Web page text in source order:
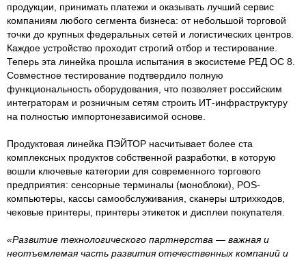
продукции, принимать платежи и оказывать лучший сервис
компаниям любого сегмента бизнеса: от небольшой торговой
точки до крупных федеральных сетей и логистических центров.
Каждое устройство проходит строгий отбор и тестирование.
Теперь эта линейка прошла испытания в экосистеме РЕД ОС 8.
Совместное тестирование подтвердило полную
функциональность оборудования, что позволяет российским
интеграторам и розничным сетям строить ИТ-инфраструктуру
на полностью импортонезависимой основе.
Продуктовая линейка ПЭЙТОР насчитывает более ста
комплексных продуктов собственной разработки, в которую
вошли ключевые категории для современного торгового
предприятия: сенсорные терминалы (моноблоки), POS-
компьютеры, кассы самообслуживания, сканеры штрихкодов,
чековые принтеры, принтеры этикеток и дисплеи покупателя.
«Развитие технологического партнерства — важная и
неотъемлемая часть развития отечественных компаний и